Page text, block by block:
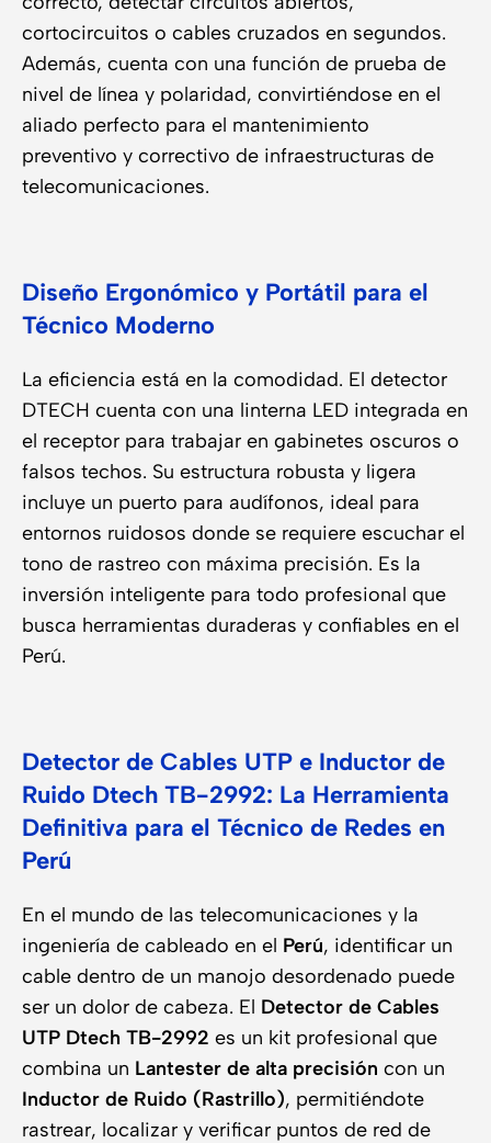
cortocircuitos o cables cruzados en segundos.
Además, cuenta con una función de prueba de
nivel de línea y polaridad, convirtiéndose en el
aliado perfecto para el mantenimiento
preventivo y correctivo de infraestructuras de
telecomunicaciones.
Diseño Ergonómico y Portátil para el
Técnico Moderno
La eficiencia está en la comodidad. El detector
DTECH cuenta con una linterna LED integrada en
el receptor para trabajar en gabinetes oscuros o
falsos techos. Su estructura robusta y ligera
incluye un puerto para audífonos, ideal para
entornos ruidosos donde se requiere escuchar el
tono de rastreo con máxima precisión. Es la
inversión inteligente para todo profesional que
busca herramientas duraderas y confiables en el
Perú.
Detector de Cables UTP e Inductor de
Ruido Dtech TB-2992: La Herramienta
Definitiva para el Técnico de Redes en
Perú
En el mundo de las telecomunicaciones y la
ingeniería de cableado en el Perú, identificar un
cable dentro de un manojo desordenado puede
ser un dolor de cabeza. El Detector de Cables
UTP Dtech TB-2992 es un kit profesional que
combina un Lantester de alta precisión con un
Inductor de Ruido (Rastrillo), permitiéndote
rastrear, localizar y verificar puntos de red de